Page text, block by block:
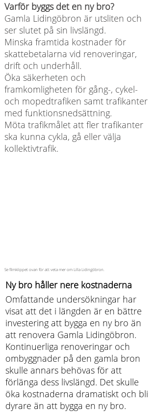
Varför byggs det en ny bro?
Gamla Lidingöbron är utsliten och
ser slutet på sin livslängd.
Minska framtida kostnader för
skattebetalarna vid renoveringar,
drift och underhåll.
Öka säkerheten och
framkomligheten för gång-, cykel-
och mopedtrafiken samt trafikanter
med funktionsnedsättning.
Möta trafikmålet att fler trafikanter
ska kunna cykla, gå eller välja
kollektivtrafik.
Se filmklippet ovan för att veta mer om Lilla Lidingöbron.
Ny bro håller nere kostnaderna
Omfattande undersökningar har
visat att det i längden är en bättre
investering att bygga en ny bro än
att renovera Gamla Lidingöbron.
Kontinuerliga renoveringar och
ombyggnader på den gamla bron
skulle annars behövas för att
förlänga dess livslängd. Det skulle
öka kostnaderna dramatiskt och bli
dyrare än att bygga en ny bro.